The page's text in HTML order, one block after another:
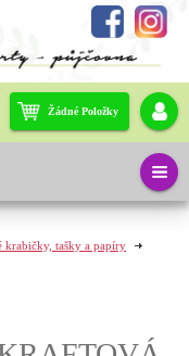
krabičky, tašky a papíry
Žádné Položky